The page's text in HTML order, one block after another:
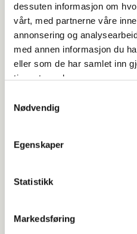
dessuten informasjon om
vårt, med partnerne våre
annonsering og
med annen informasjon du
eller som de har samlet inn
tjenestene deres.
Nødvendig
Egenskaper
Statistikk
Markedsføring
Rengjøring og
Leveringsinformasjon
Alternative
CORE NEMA 120D